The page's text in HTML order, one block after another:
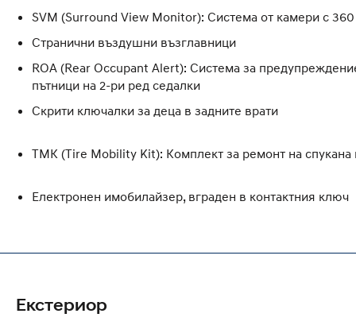
SVM (Surround View Monitor): Система от камери с
Странични въздушни възглавници
ROA (Rear Occupant Alert): Система за
пътници на 2-ри ред седалки
Скрити ключалки за деца в задните врати
ТМК (Tire Mobility Kit): Кoмплект за ремонт на спукана
Електронен имобилайзер, вграден в контактния ключ
Екстериор